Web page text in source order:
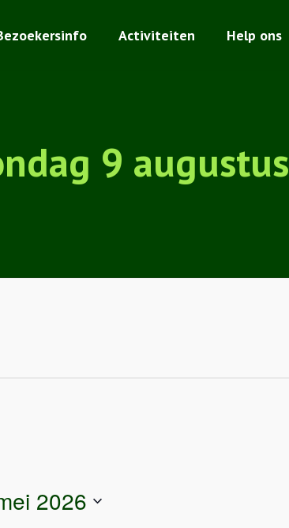
Activiteiten Help ons
9 augustus
2026